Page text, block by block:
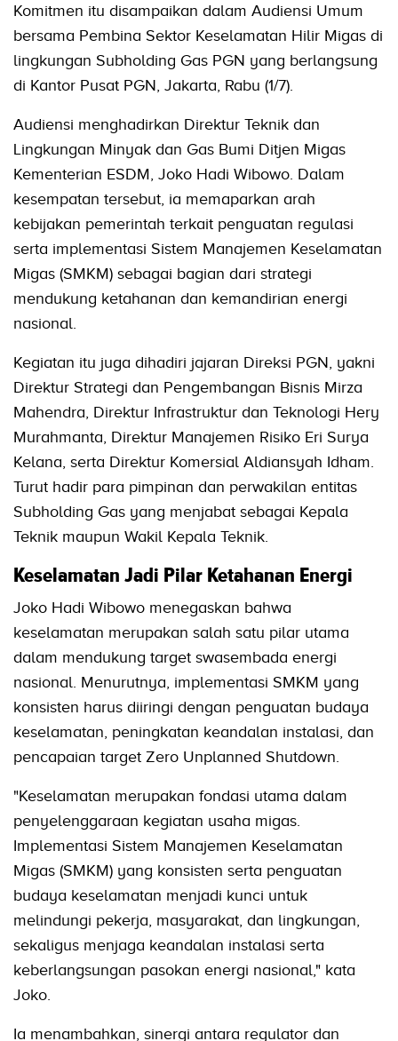
Komitmen itu disampaikan dalam Audiensi Umum
bersama Pembina Sektor Keselamatan Hilir Migas di
lingkungan Subholding Gas PGN yang berlangsung
di Kantor Pusat PGN, Jakarta, Rabu (1/7).
Audiensi menghadirkan Direktur Teknik dan
Lingkungan Minyak dan Gas Bumi Ditjen Migas
Kementerian ESDM, Joko Hadi Wibowo. Dalam
kesempatan tersebut, ia memaparkan arah
kebijakan pemerintah terkait penguatan regulasi
serta implementasi Sistem Manajemen Keselamatan
Migas (SMKM) sebagai bagian dari strategi
mendukung ketahanan dan kemandirian energi
nasional.
Kegiatan itu juga dihadiri jajaran Direksi PGN, yakni
Direktur Strategi dan Pengembangan Bisnis Mirza
Mahendra, Direktur Infrastruktur dan Teknologi Hery
Murahmanta, Direktur Manajemen Risiko Eri Surya
Kelana, serta Direktur Komersial Aldiansyah Idham.
Turut hadir para pimpinan dan perwakilan entitas
Subholding Gas yang menjabat sebagai Kepala
Teknik maupun Wakil Kepala Teknik.
Keselamatan Jadi Pilar Ketahanan Energi
Joko Hadi Wibowo menegaskan bahwa
keselamatan merupakan salah satu pilar utama
dalam mendukung target swasembada energi
nasional. Menurutnya, implementasi SMKM yang
konsisten harus diiringi dengan penguatan budaya
keselamatan, peningkatan keandalan instalasi, dan
pencapaian target Zero Unplanned Shutdown.
"Keselamatan merupakan fondasi utama dalam
penyelenggaraan kegiatan usaha migas.
Implementasi Sistem Manajemen Keselamatan
Migas (SMKM) yang konsisten serta penguatan
budaya keselamatan menjadi kunci untuk
melindungi pekerja, masyarakat, dan lingkungan,
sekaligus menjaga keandalan instalasi serta
keberlangsungan pasokan energi nasional," kata
Joko.
Ia menambahkan, sinergi antara regulator dan